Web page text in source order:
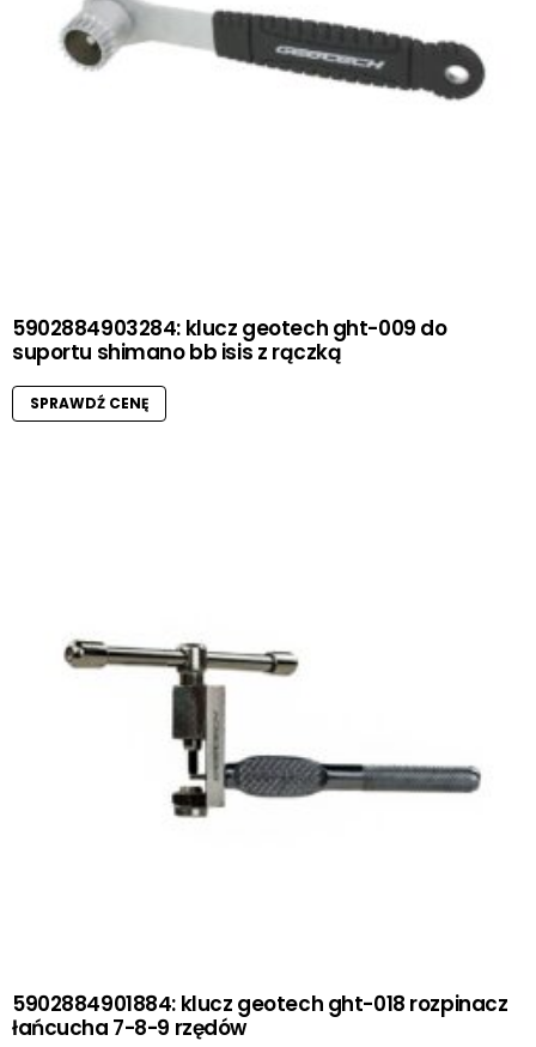
5902884903284: klucz geotech ght-009 do
suportu shimano bb isis z rączką
SPRAWDŹ CENĘ
5902884901884: klucz geotech ght-018 rozpinacz
łańcucha 7-8-9 rzędów